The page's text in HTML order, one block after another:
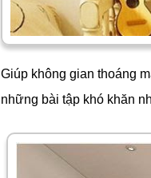
Giúp không gian thoáng
những bài tập khó khăn